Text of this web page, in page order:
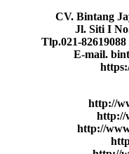
CV. Bintang
Jl. Siti I
Tlp.021-82619088
E-mail.
http://
http://
http://